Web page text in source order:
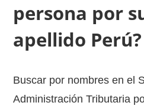
persona por
apellido Perú?
Buscar por nombres en el
Administración Tributaria